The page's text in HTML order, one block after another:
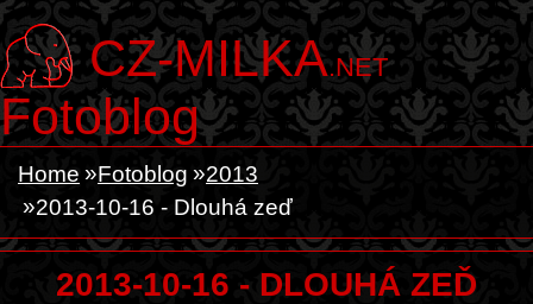
CZ-MILKA.NET
Fotoblog
Home Fotoblog
2013
2013-10-16 - Dlouhá zeď
2013-10-16 - DLOUHÁ ZEĎ